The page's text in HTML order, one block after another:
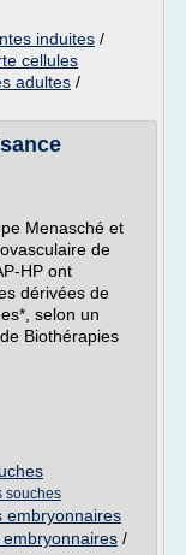
induites /
cellules
adultes /
Menasché et
de
HP ont
dérivées de
selon un
Biothérapies
souches
embryonnaires
/